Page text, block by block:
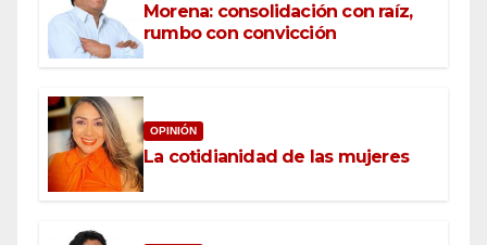
Morena: consolidación con raíz,
rumbo con convicción
OPINIÓN
La cotidianidad de las mujeres